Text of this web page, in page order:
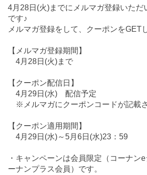
4月28日(火)までにメルマガ登録いただ
です♪
メルマガ登録をして、クーポンをGET
【メルマガ登録期間】
4月28日(火)まで
【クーポン配信日】
4月29日(水) 配信予定
※メルマガにクーポンコードが記載
【クーポン適用期間】
4月29日(水)～5月6日(水)23：59
・キャンペーンは会員限定（コーナン
ーナンプラス会員）です。